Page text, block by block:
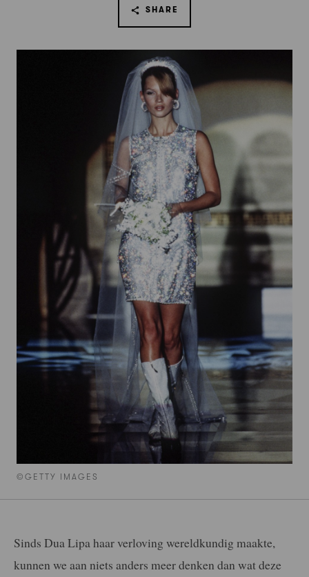
©GETTY IMAGES
SHARE
Sinds Dua Lipa haar verloving wereldkundig maakte,
kunnen we aan niets anders meer denken dan wat deze